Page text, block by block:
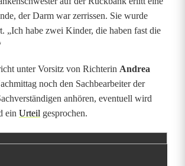
der Darm war zerrissen. Sie wurde
„Ich habe zwei Kinder, die haben fast die
unter Vorsitz von Richterin Andrea
noch den Sachbearbeiter der
anhören, eventuell wird
ein Urteil gesprochen.